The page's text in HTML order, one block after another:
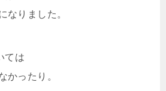
なりました。
ては
かったり。